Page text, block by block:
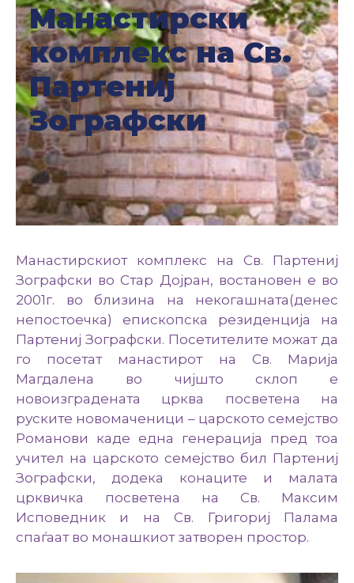
Манастирски
комплекс на Св.
Партениј
Зографски
Манастирскиот комплекс на Св. Партениј
Зографски во Стар Дојран, востановен е во
2001г. во близина на некогашната(денес
непостоечка) епископска резиденција на
Партениј Зографски. Посетителите можат да
го посетат манастирот на Св. Марија
Магдалена во чијшто склоп е
новоизградената црква посветена на
руските новомаченици – царското семејство
Романови каде една генерација пред тоа
учител на царското семејство бил Партениј
Зографски, додека конаците и малата
црквичка посветена на Св. Максим
Исповедник и на Св. Григориј Палама
спаѓаат во монашкиот затворен простор.